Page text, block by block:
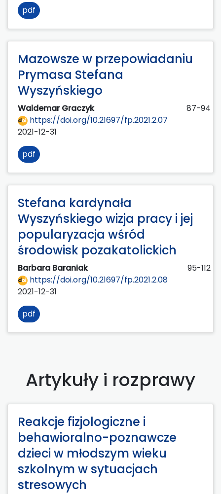
pdf
Mazowsze w przepowiadaniu
Prymasa Stefana
Wyszyńskiego
Waldemar Graczyk
87-94
https://doi.org/10.21697/fp.2021.2.07
2021-12-31
pdf
Stefana kardynała
Wyszyńskiego wizja pracy i jej
popularyzacja wśród
środowisk pozakatolickich
Barbara Baraniak
95-112
https://doi.org/10.21697/fp.2021.2.08
2021-12-31
pdf
Artykuły i rozprawy
Reakcje fizjologiczne i
behawioralno-poznawcze
dzieci w młodszym wieku
szkolnym w sytuacjach
stresowych